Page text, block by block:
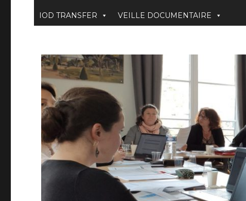
IOD TRANSFER VEILLE DOCUMENTAIRE